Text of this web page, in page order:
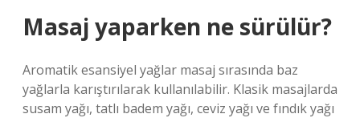
Masaj yaparken ne sürülür?
Aromatik esansiyel yağlar masaj sırasında baz
yağlarla karıştırılarak kullanılabilir. Klasik masajlarda
susam yağı, tatlı badem yağı, ceviz yağı ve fındık yağı